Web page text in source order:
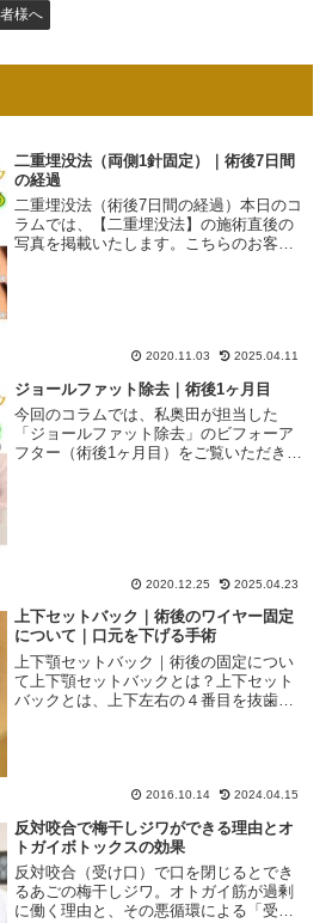
様へ
二重埋没法（両側1針固定）｜術後7日間
の経過
二重埋没法（術後7日間の経過）本日のコ
ラムでは、【二重埋没法】の施術直後の
写真を掲載いたします。こちらのお客様
2020.11.03 2025.04.11
ジョールファット除去｜術後1ヶ月目
今回のコラムでは、私奥田が担当した
「ジョールファット除去」のビフォーア
フター（術後1ヶ月目）をご覧いただきま
2020.12.25 2025.04.23
上下セットバック｜術後のワイヤー固定
について｜口元を下げる手術
上下顎セットバック｜術後の固定につい
て上下顎セットバックとは？上下セット
バックとは、上下左右の４番目を抜歯し
2016.10.14 2024.04.15
反対咬合で梅干しジワができる理由とオ
トガイボトックスの効果
反対咬合（受け口）で口を閉じるとでき
るあごの梅干しジワ。オトガイ筋が過剰
に働く理由と、その悪循環による「受け